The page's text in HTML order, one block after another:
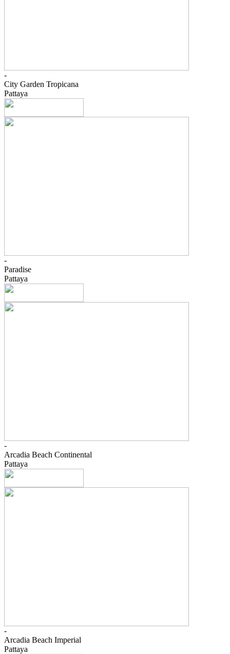
-
City Garden Tropicana
Pattaya
-
Paradise
Pattaya
-
Arcadia Beach Continental
Pattaya
-
Arcadia Beach Imperial
Pattaya